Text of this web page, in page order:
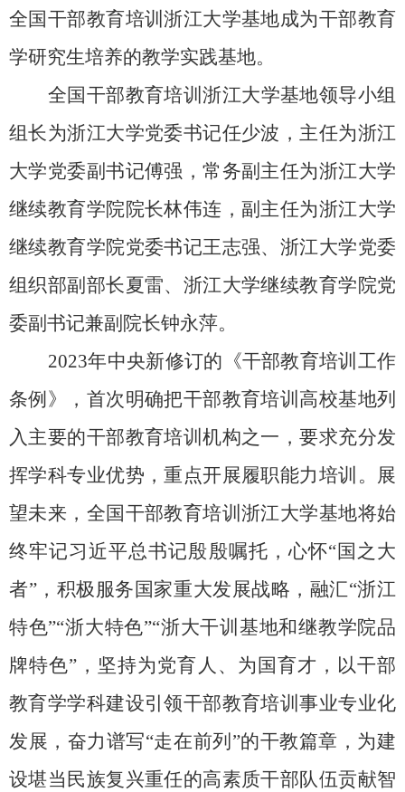
全国干部教育培训浙江大学基地成为干部教育
学研究生培养的教学实践基地。
全国干部教育培训浙江大学基地领导小组
组长为浙江大学党委书记任少波，主任为浙江
大学党委副书记傅强，常务副主任为浙江大学
继续教育学院院长林伟连 ，副主任为浙江大学
继续教育学院党委书记王志强、浙江大学党委
组织部副部长夏雷、浙江大学继续教育学院党
委副书记兼副院长钟永萍。
2023年中央新修订的《干部教育培训工作
条例》，首次明确把干部教育培训高校基地列
入主要的干部教育培训机构之一，要求充分发
挥学科专业优势，重点开展履职能力培训。展
望未来，全国干部教育培训浙江大学基地将始
终牢记习近平总书记殷殷嘱托，心怀“国之大
者”，积极服务国家重大发展战略，融汇“浙江
特色”“浙大特色”“浙大干训基地和继教学院品
牌特色”，坚持为党育人、为国育才，以干部
教育学学科建设引领干部教育培训事业专业化
发展，奋力谱写“走在前列”的干教篇章，为建
设堪当民族复兴重任的高素质干部队伍贡献智